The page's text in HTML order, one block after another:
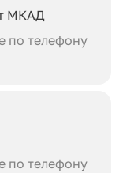
МКАД
по телефону
по телефону